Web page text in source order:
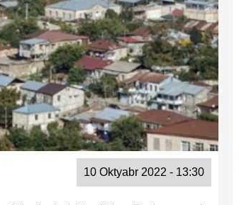
10 Oktyabr 2022 - 13:30